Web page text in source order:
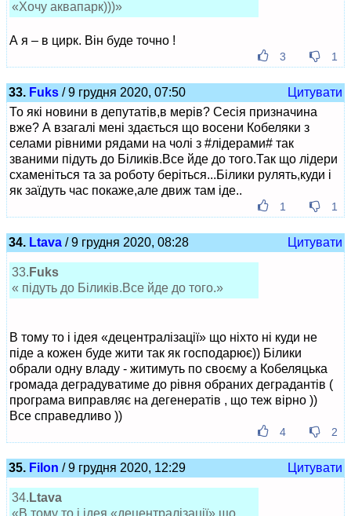
«Хочу аквапарк)))»
А я – в цирк. Він буде точно !
3 1
33. Fuks / 9 грудня 2020, 07:50
Цитувати
То які новини в депутатів,в мерів? Сесія призначина
вже? А взагалі мені здається що восени Кобеляки з
селами рівними рядами на чолі з #лідерами# так
званими підуть до Біликів.Все йде до того.Так що лідери
схаменіться та за роботу беріться...Білики рулять,куди і
як заїдуть час покаже,але движ там іде..
1 1
34. Ltava / 9 грудня 2020, 08:28 Цитувати
33. Fuks
« підуть до Біликів.Все йде до того.»
В тому то і ідея «децентралізації» що ніхто ні куди не
піде а кожен буде жити так як господарює)) Білики
обрали одну владу - житимуть по своєму а Кобеляцька
громада деградуватиме до рівня обраних деградантів (
програма виправляє на дегенератів , що теж вірно ))
Все справедливо ))
4 2
35. Filon / 9 грудня 2020, 12:29 Цитувати
34. Ltava
«В тому то і ідея «децентралізації» що